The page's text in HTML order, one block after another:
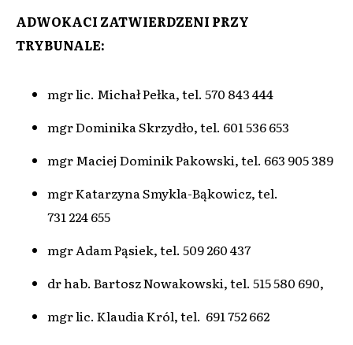
ADWOKACI ZATWIERDZENI PRZY
TRYBUNALE:
mgr lic. Michał Pełka, tel. 570 843 444
mgr Dominika Skrzydło, tel. 601 536 653
mgr Maciej Dominik Pakowski, tel. 663 905 389
mgr Katarzyna Smykla-Bąkowicz, tel.
731 224 655
mgr Adam Pąsiek, tel. 509 260 437
dr hab. Bartosz Nowakowski, tel. 515 580 690,
mgr lic. Klaudia Król, tel. 691 752 662